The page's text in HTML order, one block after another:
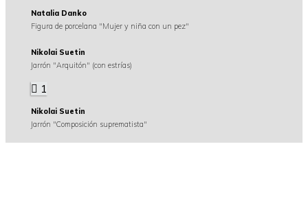
Natalia Danko
Figura de porcelana "Mujer y niña con un pez"
Nikolai Suetin
Jarrón "Arquitón" (con estrías)
1
Nikolai Suetin
Jarrón "Composición suprematista"